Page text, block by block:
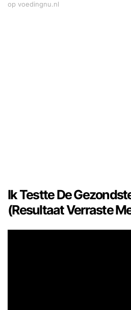
op voedingnu.nl
Ik Testte De
(Resultaat Verraste